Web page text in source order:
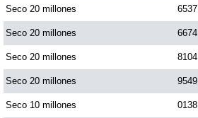
Pick 3 Noche
Pick 4 Día
Seco 20 millones 6537
Seco 20 millones 6674
Seco 20 millones 8104
Seco 20 millones 9549
Seco 10 millones 0138